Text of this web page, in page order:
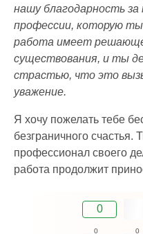
нашу благодарность
профессии, которую
работа имеет
существования, и ты
страстью, что это
уважение.
Я хочу пожелать тебе
безграничного счастья.
профессионал своего
работа продолжит
0
0 0